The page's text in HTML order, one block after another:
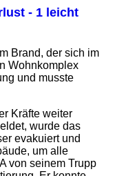
- 1 leicht
Brand, der sich im
Wohnkomplex
und musste
Kräfte weiter
wurde das
evakuiert und
um alle
von seinem Trupp